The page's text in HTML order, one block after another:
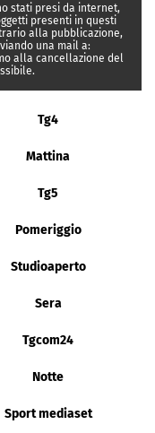
stati presi da internet,
presenti in questi
alla pubblicazione,
una mail a:
alla cancellazione del
Tg4
Mattina
Tg5
Pomeriggio
Studioaperto
Sera
Tgcom24
Notte
Sport mediaset